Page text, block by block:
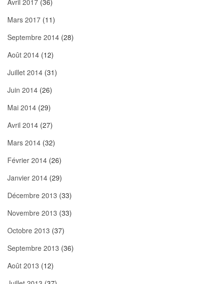
Mars 2017 (11)
Septembre 2014 (28)
Août 2014 (12)
Juillet 2014 (31)
Juin 2014 (26)
Mai 2014 (29)
Avril 2014 (27)
Mars 2014 (32)
Février 2014 (26)
Janvier 2014 (29)
Décembre 2013 (33)
Novembre 2013 (33)
Octobre 2013 (37)
Septembre 2013 (36)
Août 2013 (12)